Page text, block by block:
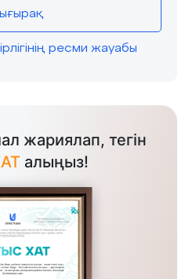
ресми жауабы
жариялап, тегін
алыңыз!